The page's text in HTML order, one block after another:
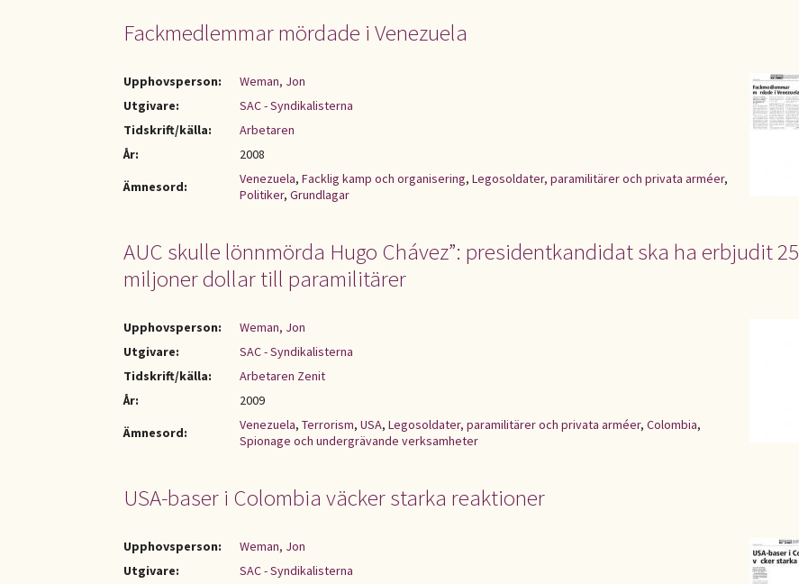
Fackmedlemmar mördade i Venezuela
Upphovsperson:
Weman, Jon
Utgivare:
SAC - Syndikalisterna
Tidskrift/källa:
Arbetaren
År:
2008
Ämnesord:
Venezuela, Facklig kamp och organisering, Legosoldater, paramilitärer och privata arméer,
Politiker, Grundlagar
AUC skulle lönnmörda Hugo Chávez”: presidentkandidat ska ha erbjudit 25
miljoner dollar till paramilitärer
Upphovsperson:
Weman, Jon
Utgivare:
SAC - Syndikalisterna
Tidskrift/källa:
Arbetaren Zenit
År:
2009
Ämnesord:
Venezuela, Terrorism, USA, Legosoldater, paramilitärer och privata arméer, Colombia,
Spionage och undergrävande verksamheter
USA-baser i Colombia väcker starka reaktioner
Upphovsperson:
Weman, Jon
Utgivare:
SAC - Syndikalisterna